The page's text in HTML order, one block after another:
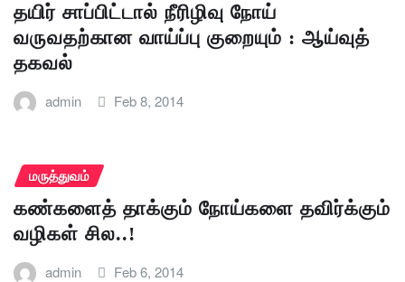
தயிர் சாப்பிட்டால் நீரிழிவு நோய்
வருவதற்கான வாய்ப்பு குறையும் : ஆய்வுத்
தகவல்
admin Feb 8, 2014
மருத்துவம்
கண்களைத் தாக்கும் நோய்களை தவிர்க்கும்
வழிகள் சில..!
admin Feb 6, 2014